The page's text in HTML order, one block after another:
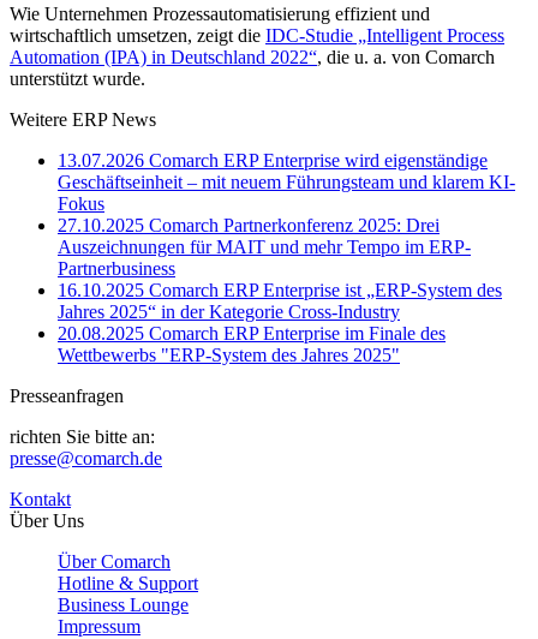
Wie Unternehmen Prozessautomatisierung effizient und
wirtschaftlich umsetzen, zeigt die IDC-Studie „Intelligent Process
Automation (IPA) in Deutschland 2022“, die u. a. von Comarch
unterstützt wurde.
Weitere ERP News
13.07.2026 Comarch ERP Enterprise wird eigenständige
Geschäftseinheit – mit neuem Führungsteam und klarem KI-
Fokus
27.10.2025 Comarch Partnerkonferenz 2025: Drei
Auszeichnungen für MAIT und mehr Tempo im ERP-
Partnerbusiness
16.10.2025 Comarch ERP Enterprise ist „ERP-System des
Jahres 2025“ in der Kategorie Cross-Industry
20.08.2025 Comarch ERP Enterprise im Finale des
Wettbewerbs "ERP-System des Jahres 2025"
Presseanfragen
richten Sie bitte an:
presse@comarch.de
Kontakt
Über Uns
Über Comarch
Hotline & Support
Business Lounge
Impressum